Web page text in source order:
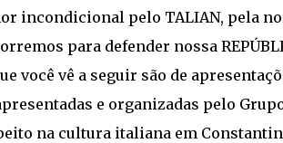
incondicional pelo TALIAN, pela
para defender nossa
você vê a seguir são de
e organizadas pelo
na cultura italiana em